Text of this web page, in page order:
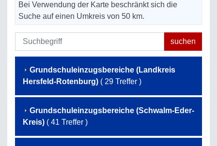
Bei Verwendung der Karte beschränkt sich die
Suche auf einen Umkreis von 50 km.
Grundschuleinzugsbereiche (Landkreis
Hersfeld-Rotenburg) ( 29 Treffer )
Grundschuleinzugsbereiche (Schwalm-Eder-
Kreis) ( 41 Treffer )